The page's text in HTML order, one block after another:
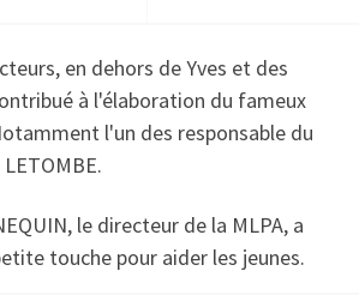
en dehors de Yves et des
à l'élaboration du fameux
l'un des responsable du
le directeur de la MLPA, a
touche pour aider les jeunes.